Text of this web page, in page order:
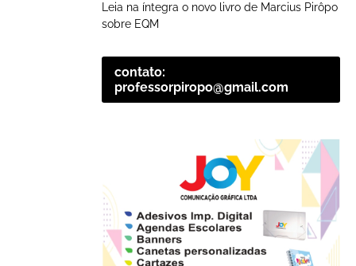
Leia na íntegra o novo livro de Marcius Pirôpo
sobre EQM
contato:
professorpiropo@gmail.com